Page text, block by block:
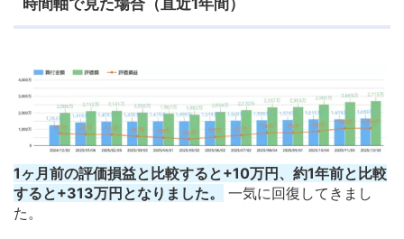
時間軸で見た場合（直近1年間）
1ヶ月前の評価損益と比較すると+10万円、約1年前と比較
すると+313万円となりました。
一気に回復してきまし
た。